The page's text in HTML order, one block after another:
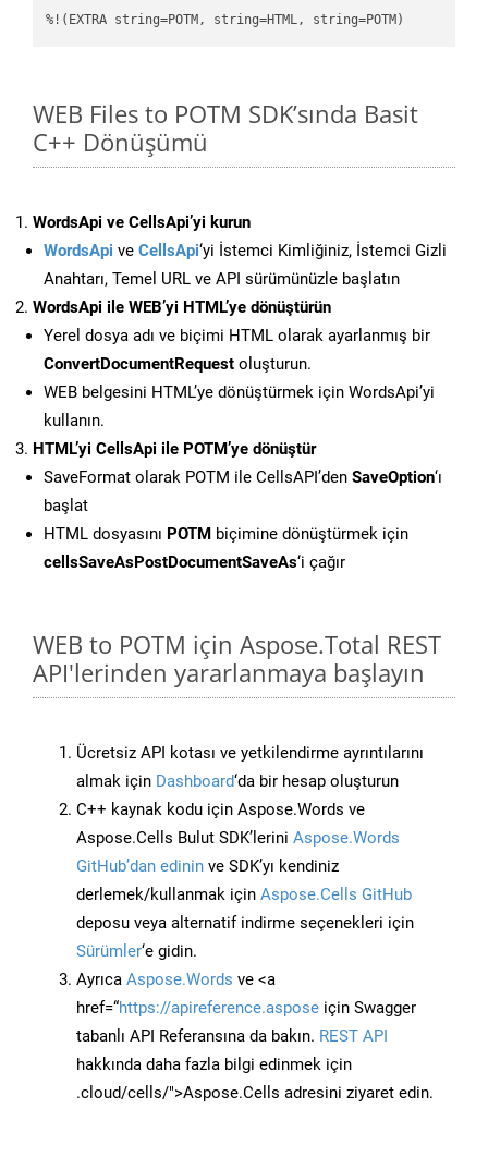
%!(EXTRA string=POTM, string=HTML, string=POTM)
WEB Files to POTM SDK’sında Basit
C++ Dönüşümü
WordsApi ve CellsApi’yi kurun
WordsApi ve CellsApi‘yi İstemci Kimliğiniz, İstemci Gizli
Anahtarı, Temel URL ve API sürümünüzle başlatın
WordsApi ile WEB’yi HTML’ye dönüştürün
Yerel dosya adı ve biçimi HTML olarak ayarlanmış bir
ConvertDocumentRequest oluşturun.
WEB belgesini HTML’ye dönüştürmek için WordsApi’yi
kullanın.
HTML’yi CellsApi ile POTM’ye dönüştür
SaveFormat olarak POTM ile CellsAPI’den SaveOption‘ı
başlat
HTML dosyasını POTM biçimine dönüştürmek için
cellsSaveAsPostDocumentSaveAs‘i çağır
WEB to POTM için Aspose.Total REST
API'lerinden yararlanmaya başlayın
Ücretsiz API kotası ve yetkilendirme ayrıntılarını
almak için Dashboard‘da bir hesap oluşturun
C++ kaynak kodu için Aspose.Words ve
Aspose.Cells Bulut SDK’lerini Aspose.Words
GitHub’dan edinin ve SDK’yı kendiniz
derlemek/kullanmak için Aspose.Cells GitHub
deposu veya alternatif indirme seçenekleri için
Sürümler‘e gidin.
Ayrıca Aspose.Words ve <a
href=“https://apireference.aspose için Swagger
tabanlı API Referansına da bakın. REST API
hakkında daha fazla bilgi edinmek için
.cloud/cells/">Aspose.Cells adresini ziyaret edin.